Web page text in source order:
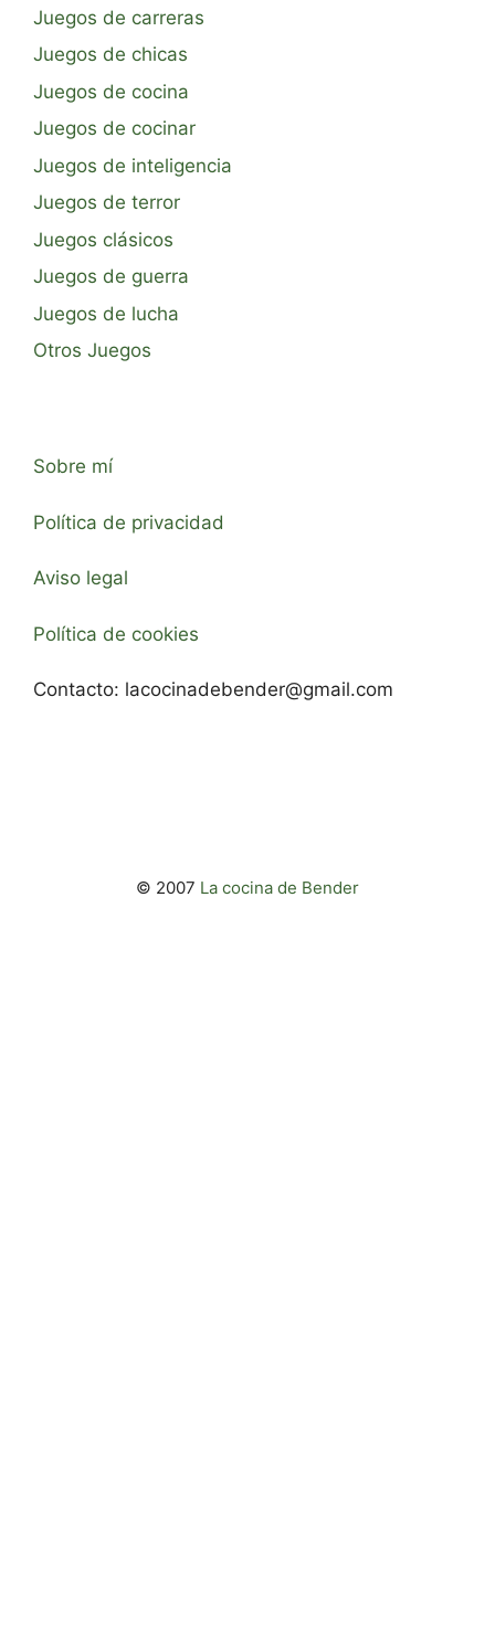
Juegos de carreras
Juegos de chicas
Juegos de cocina
Juegos de cocinar
Juegos de inteligencia
Juegos de terror
Juegos clásicos
Juegos de guerra
Juegos de lucha
Otros Juegos
Sobre mí
Política de privacidad
Aviso legal
Política de cookies
Contacto: lacocinadebender@gmail.com
© 2007 La cocina de Bender